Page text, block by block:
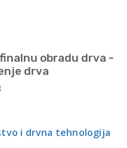
obradu drva -
drva
i drvna tehnologija